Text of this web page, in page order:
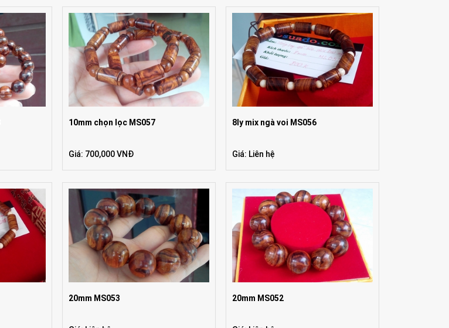
10mm chọn lọc MS057
Giá: 700,000 VNĐ
8ly mix ngà voi MS056
Giá: Liên hệ
20mm MS053 20mm MS052